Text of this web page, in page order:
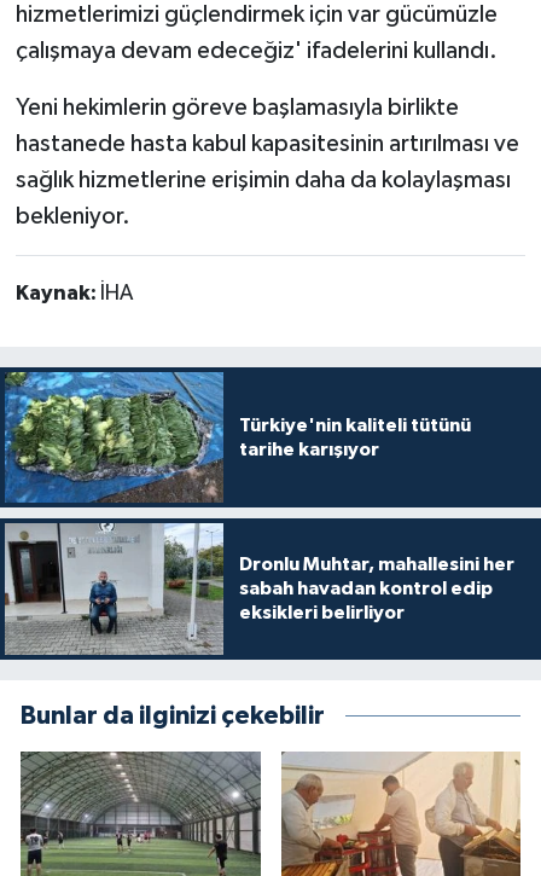
hizmetlerimizi güçlendirmek için var gücümüzle
çalışmaya devam edeceğiz' ifadelerini kullandı.
Yeni hekimlerin göreve başlamasıyla birlikte
hastanede hasta kabul kapasitesinin artırılması ve
sağlık hizmetlerine erişimin daha da kolaylaşması
bekleniyor.
Kaynak: İHA
Türkiye'nin kaliteli tütünü
tarihe karışıyor
Dronlu Muhtar, mahallesini her
sabah havadan kontrol edip
eksikleri belirliyor
Bunlar da ilginizi çekebilir